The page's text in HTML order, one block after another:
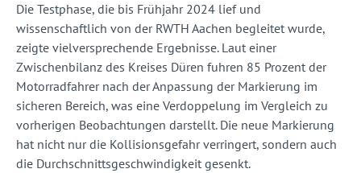
Die Testphase, die bis Frühjahr 2024 lief und
wissenschaftlich von der RWTH Aachen begleitet wurde,
zeigte vielversprechende Ergebnisse. Laut einer
Zwischenbilanz des Kreises Düren fuhren 85 Prozent der
Motorradfahrer nach der Anpassung der Markierung im
sicheren Bereich, was eine Verdoppelung im Vergleich zu
vorherigen Beobachtungen darstellt. Die neue Markierung
hat nicht nur die Kollisionsgefahr verringert, sondern auch
die Durchschnittsgeschwindigkeit gesenkt.